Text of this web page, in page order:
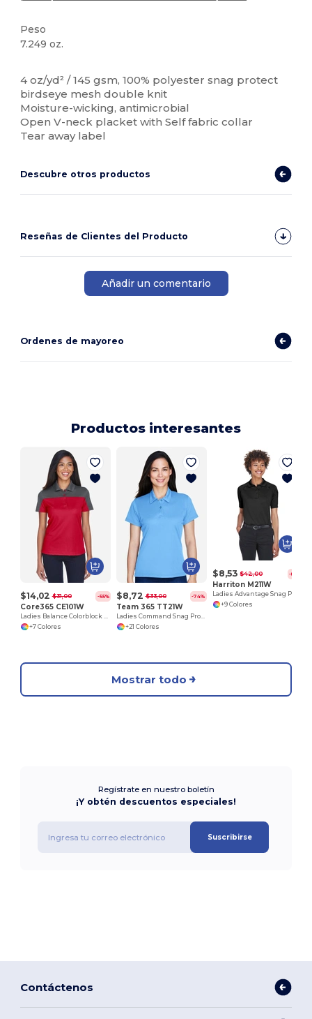
Peso
7.249 oz.
4 oz/yd² / 145 gsm, 100% polyester snag protect
birdseye mesh double knit
Moisture-wicking, antimicrobial
Open V-neck placket with Self fabric collar
Tear away label
Descubre otros productos
Reseñas de Clientes del Producto
Añadir un comentario
Ordenes de mayoreo
Productos interesantes
$14,02 $31,00 -55%
Core365 CE101W
Ladies Balance Colorblock Performance Piqué Polo
+7 Colores
$8,72 $33,00 -74%
Team 365 TT21W
Ladies Command Snag Protection Polo
+21 Colores
$8,53 $42,00 -80%
Harriton M211W
+9 Colores
Mostrar todo
Regístrate en nuestro boletín
¡Y obtén descuentos especiales!
Suscribirse
Contáctenos